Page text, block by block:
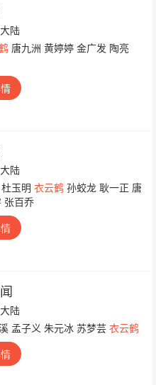
陆
唐九洲 黄婷婷 金广发 陶亮
陆
玉明 衣云鹤孙蛟龙 耿一正 唐
张百乔
陆
孟子义 朱元冰 苏梦芸 衣云鹤